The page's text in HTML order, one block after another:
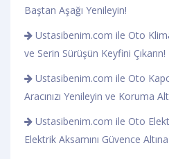
Baştan Aşağı Yenileyin!
Ustasibenim.com ile Oto
ve Serin Sürüşün Keyfini Çıkarın!
Ustasibenim.com ile Oto
Aracınızı Yenileyin ve Koruma
Ustasibenim.com ile Oto
Elektrik Aksamını Güvence Altına